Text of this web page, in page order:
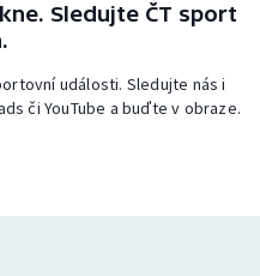
Sledujte ČT sport
události. Sledujte nás i
či YouTube a buďte v obraze.